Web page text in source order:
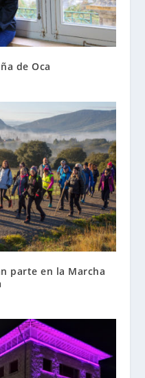
de Oca
parte en la Marcha